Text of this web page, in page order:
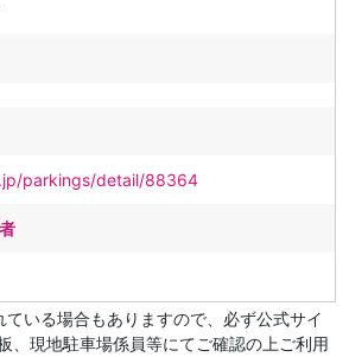
parkings/detail/88364
いる場合もありますので、必ず公式サイ
、現地駐車場係員等にてご確認の上ご利用